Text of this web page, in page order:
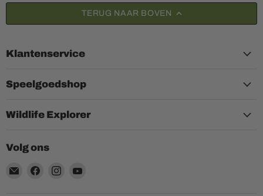
TERUG NAAR BOVEN
Klantenservice
Speelgoedshop
Wildlife Explorer
Volg ons
Email
Vind
Vind